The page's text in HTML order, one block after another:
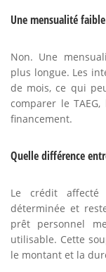
Une mensualité
Non. Une
plus longue. Les
de mois, ce qui
comparer le
financement.
Quelle différence
Le crédit
déterminée et
prêt personnel
utilisable. Cette
le montant et la